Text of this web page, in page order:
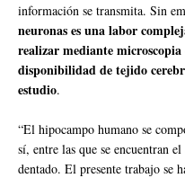
información se transmita. Sin
neuronas es una labor
realizar mediante microscopia
disponibilidad de tejido
estudio.
“El hipocampo humano se
sí, entre las que se encuentran
dentado. El presente trabajo se